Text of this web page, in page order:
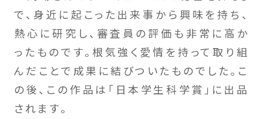
で、身近に起こった出来事から興味を持ち、
熱心に研究し、審査員の評価も非常に高か
ったものです。根気強く愛情を持って取り組
んだことで成果に結びついたものでした。こ
の後、この作品は「日本学生科学賞」に出品
されます。